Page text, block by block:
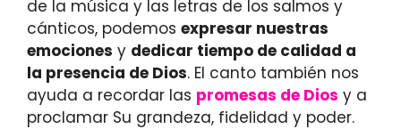
de la música y las letras de los salmos y
cánticos, podemos expresar nuestras
emociones y dedicar tiempo de calidad a
la presencia de Dios. El canto también nos
ayuda a recordar las promesas de Dios y a
proclamar Su grandeza, fidelidad y poder.